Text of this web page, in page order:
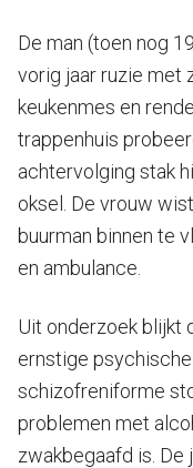
De man (toen nog
vorig jaar ruzie met
keukenmes en
trappenhuis
achtervolging stak
oksel. De vrouw
buurman binnen te
en ambulance.
Uit onderzoek blijkt
ernstige
schizofreniforme
problemen met
zwakbegaafd is. De